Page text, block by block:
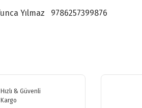
Yılmaz 9786257399876
Bu ürüne ilk yorumu siz yapın!
Hızlı & Güvenli
Kargo